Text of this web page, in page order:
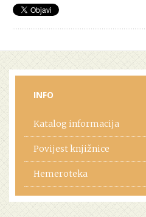
INFO
Katalog informacija
Povijest knjižnice
Hemeroteka